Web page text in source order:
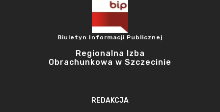
Biuletyn Informacji Publicznej
Regionalna Izba
Obrachunkowa w Szczecinie
REDAKCJA